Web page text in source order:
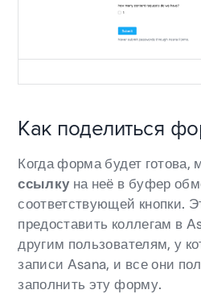
Как поделиться
Когда форма будет готова,
ссылкуна неё в буфер
соответствующей кнопки.
предоставить коллегам в
другим пользователям, у
записи Asana, и все они
заполнить эту форму.